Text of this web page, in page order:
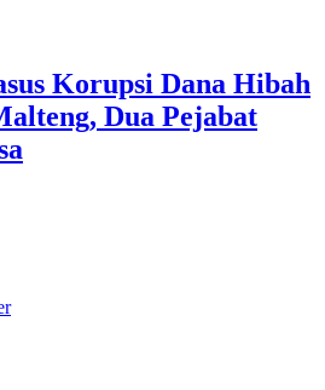
Korupsi Dana Hibah
Dua Pejabat